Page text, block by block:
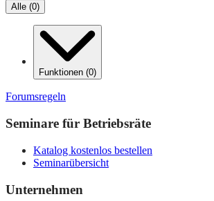
Alle (0)
Funktionen (0)
Forumsregeln
Seminare für Betriebsräte
Katalog kostenlos bestellen
Seminarübersicht
Unternehmen